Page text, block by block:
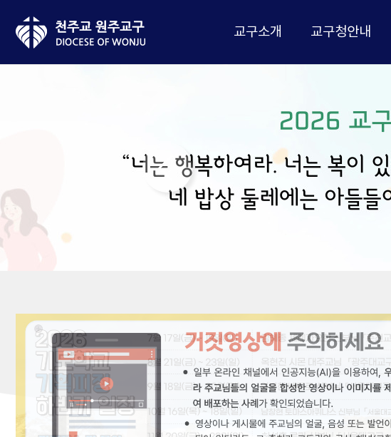
교구소개 교구청안내
미사시간 본당안내